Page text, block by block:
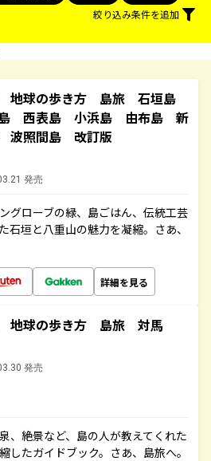
絞り込み条件を追加
地球の歩き方 島旅 石垣島
西表島 小浜島 由布島 新
波照間島 改訂版
発売
グローブの緑、島ごはん、伝統工芸
石垣と八重山の魅力を凝縮。さあ、
詳細を見る
地球の歩き方 島旅 対馬
発売
、絶景など、島の人が教えてくれた
したガイドブック。さあ、島旅へ。